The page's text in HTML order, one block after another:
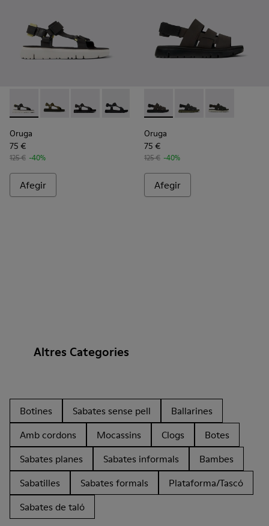
Oruga - K100416-023 - Multicolor
Oruga - K100416-016
Oruga - K100416-011
Oruga - K100416-005
Oruga
75 €
125 € -40%
Afegir
Oruga - K100470-004 -
Oruga - K100470-
Oruga -
Oruga
75 €
125 € -40%
Afegir
Altres Categories
Botines Sabates sense pell
Ballarines
Amb cordons
Mocassins Clogs
Botes
Sabates planes
Sabates informals
Bambes
Sabatilles
Sabates formals
Plataforma/Tascó
Sabates de taló